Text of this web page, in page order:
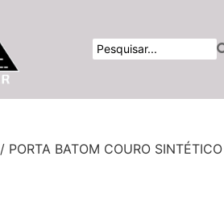
/ PORTA BATOM COURO SINTÉTICO